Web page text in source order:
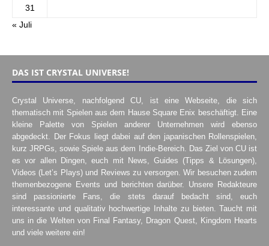
31
« Juli
DAS IST CRYSTAL UNIVERSE!
Crystal Universe, nachfolgend CU, ist eine Webseite, die sich
thematisch mit Spielen aus dem Hause Square Enix beschäftigt. Eine
kleine Palette von Spielen anderer Unternehmen wird ebenso
abgedeckt. Der Fokus liegt dabei auf den japanischen Rollenspielen,
kurz JRPGs, sowie Spiele aus dem Indie-Bereich. Das Ziel von CU ist
es vor allen Dingen, euch mit News, Guides (Tipps & Lösungen),
Videos (Let’s Plays) und Reviews zu versorgen. Wir besuchen zudem
themenbezogene Events und berichten darüber. Unsere Redakteure
sind passionierte Fans, die stets darauf bedacht sind, euch
interessante und qualitativ hochwertige Inhalte zu bieten. Taucht mit
uns in die Welten von Final Fantasy, Dragon Quest, Kingdom Hearts
und viele weitere ein!